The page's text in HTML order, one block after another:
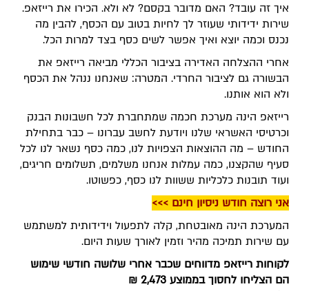
איך זה עובד? האם מדובר בקסם? לא ולא. הכירו את רייזאפ.
שירות ידידותי שעוזר לך לחיות בטוב עם הכסף, להבין מה
נכנס וכמה יוצא ואיך אפשר לשים כסף בצד למרות הכל.
אחרי ההצלחה האדירה בציבור הכללי מביאה רייזאפ את
הבשורה גם לציבור החרדי. המטרה: שאנחנו ננהל את הכסף
ולא הוא אותנו.
רייזאפ הינה מערכת חכמה שמתחברת לכל חשבונות הבנק
וכרטיסי האשראי שלנו ויודעת לחשב עברונו – כבר בתחילת
החודש – מה ההוצאות הצפויות לנו, כמה כסף נשאר לנו לכל
סעיף שהקצנו, כמה עמלות אנחנו משלמים, תשלומים חריגים,
ועוד תובנות כלכליות ששוות לנו כסף, כפשוטו.
אני רוצה חודש ניסיון חינם >>>
המערכת הינה מאובטחת, קלה לתפעול וידידותית למשתמש
עם שירות תמיכה מהיר וזמין לאורך שעות היום.
לקוחות רייזאפ מדווחים שכבר אחרי שלושה חודשי שימוש
הם הצליחו לחסוך בממוצע 2,473 ₪